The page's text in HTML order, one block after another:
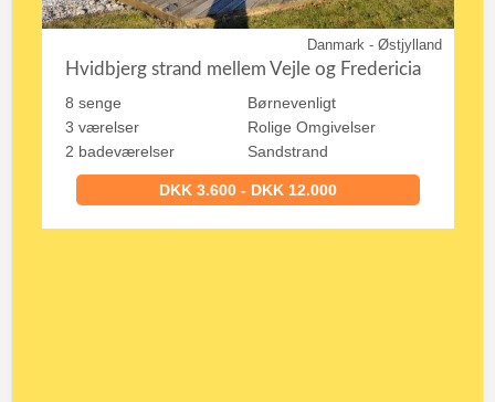
Danmark - Østjylland
Hvidbjerg strand mellem Vejle og Fredericia
8 senge
3 værelser
2 badeværelser
Børnevenligt
Rolige Omgivelser
Sandstrand
DKK 3.600 - DKK 12.000